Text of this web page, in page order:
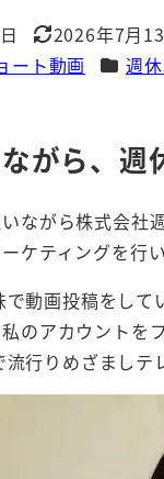
更新日
2026年7月
ート動画 カテゴ
週
がら、
ながら株式会社
ケティングを行い
動画投稿をして
のアカウントを
行りめざましテ